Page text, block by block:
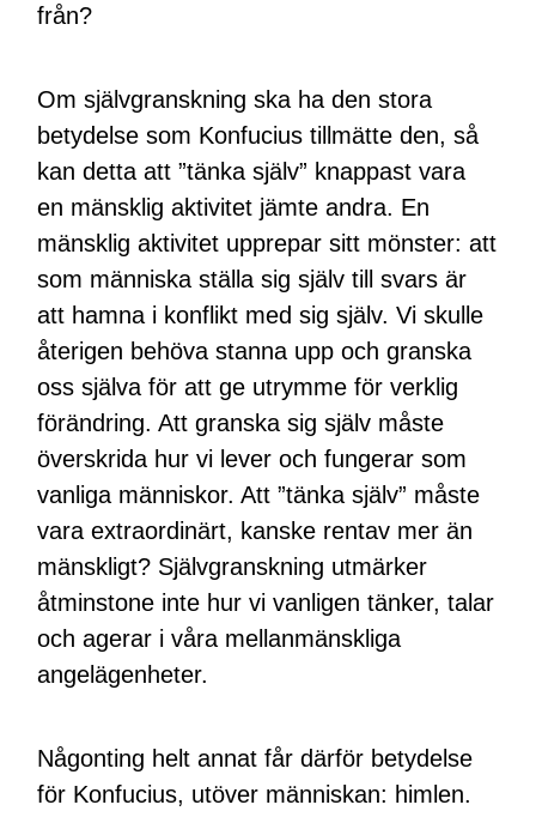
från?
Om självgranskning ska ha den stora
betydelse som Konfucius tillmätte den, så
kan detta att ”tänka själv” knappast vara
en mänsklig aktivitet jämte andra. En
mänsklig aktivitet upprepar sitt mönster: att
som människa ställa sig själv till svars är
att hamna i konflikt med sig själv. Vi skulle
återigen behöva stanna upp och granska
oss själva för att ge utrymme för verklig
förändring. Att granska sig själv måste
överskrida hur vi lever och fungerar som
vanliga människor. Att ”tänka själv” måste
vara extraordinärt, kanske rentav mer än
mänskligt? Självgranskning utmärker
åtminstone inte hur vi vanligen tänker, talar
och agerar i våra mellanmänskliga
angelägenheter.
Någonting helt annat får därför betydelse
för Konfucius, utöver människan: himlen.